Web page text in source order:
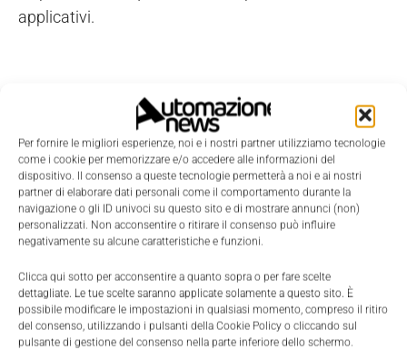
Per fornire le migliori esperienze, noi e i nostri partner utilizziamo tecnologie
come i cookie per memorizzare e/o accedere alle informazioni del
dispositivo. Il consenso a queste tecnologie permetterà a noi e ai nostri
partner di elaborare dati personali come il comportamento durante la
navigazione o gli ID univoci su questo sito e di mostrare annunci (non)
personalizzati. Non acconsentire o ritirare il consenso può influire
negativamente su alcune caratteristiche e funzioni.
Clicca qui sotto per acconsentire a quanto sopra o per fare scelte
dettagliate. Le tue scelte saranno applicate solamente a questo sito. È
possibile modificare le impostazioni in qualsiasi momento, compreso il ritiro
del consenso, utilizzando i pulsanti della Cookie Policy o cliccando sul
pulsante di gestione del consenso nella parte inferiore dello schermo.
applicativi.